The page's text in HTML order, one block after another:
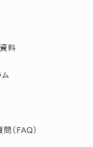
料
問（FAQ）